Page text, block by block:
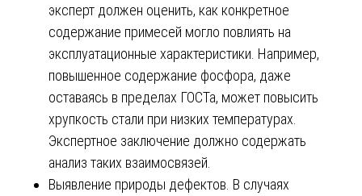
эксперт должен оценить, как конкретное
содержание примесей могло повлиять на
эксплуатационные характеристики. Например,
повышенное содержание фосфора, даже
оставаясь в пределах ГОСТа, может повысить
хрупкость стали при низких температурах.
Экспертное заключение должно содержать
анализ таких взаимосвязей.
Выявление природы дефектов. В случаях